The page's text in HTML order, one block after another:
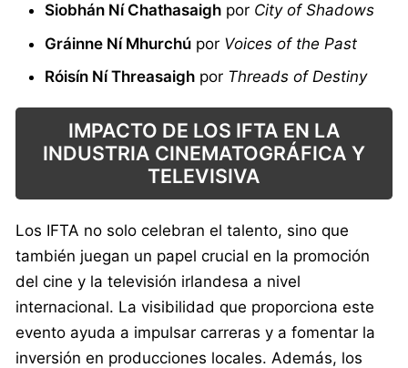
Siobhán Ní Chathasaigh por City of Shadows
Gráinne Ní Mhurchú por Voices of the Past
Róisín Ní Threasaigh por Threads of Destiny
IMPACTO DE LOS IFTA EN LA
INDUSTRIA CINEMATOGRÁFICA Y
TELEVISIVA
Los IFTA no solo celebran el talento, sino que
también juegan un papel crucial en la promoción
del cine y la televisión irlandesa a nivel
internacional. La visibilidad que proporciona este
evento ayuda a impulsar carreras y a fomentar la
inversión en producciones locales. Además, los